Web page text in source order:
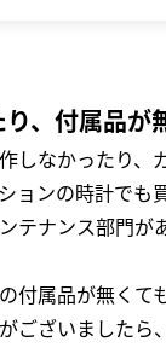
、付属品が
しなかったり、
ョンの時計でも
テナンス部門
付属品が無くて
ございましたら